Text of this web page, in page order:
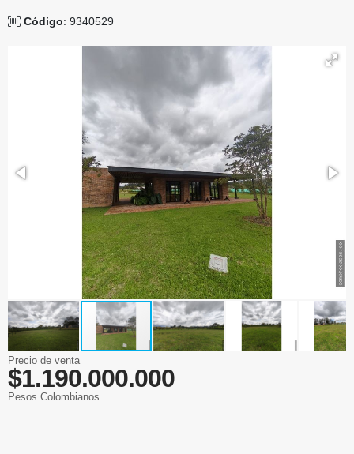
Código: 9340529
Precio de venta
$1.190.000.000
Pesos Colombianos